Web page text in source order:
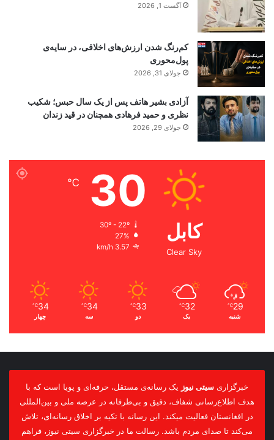
آگست 1, 2026
کم‌رنگ شدن ارزش‌های اخلاقی، در سایه‌ی
پول‌محوری
جولای 31, 2026
آزادی بشیر هاتف پس از یک سال حبس؛ شکیب
نظری و حمید فرهادی همچنان در قید زندان
جولای 29, 2026
کابل
Clear Sky
30
℃
30º - 22º
27%
3.57 km/h
29
℃
شنبه
32
℃
یک
33
℃
دو
34
℃
سه
34
℃
چهار
خبرگزاری سیتی نیوز یک رسانه‌ی مستقل، حرفه‌ای و پویا است که با
هدف اطلاع‌رسانی شفاف، دقیق و بی‌طرفانه در عرصه ملی و بین‌المللی
در افغانستان فعالیت میکند. این رسانه با تکیه بر اخلاق رسانه‌ای، تلاش
می‌کند تا صدای مردم باشد. رسالت ما در خبرگزاری سیتی نیوز، فراهم